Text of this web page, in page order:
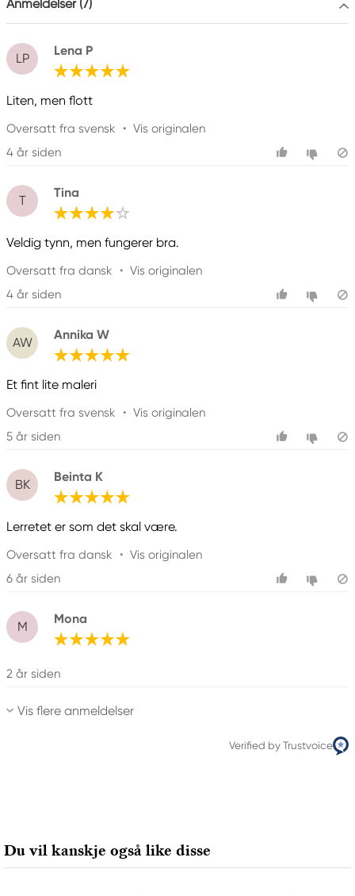
Anmeldelser (7)
LP
Lena P
Liten, men flott
Oversatt fra svensk • Vis originalen
4 år siden
T
Tina
Veldig tynn, men fungerer bra.
Oversatt fra dansk • Vis originalen
4 år siden
AW
Annika W
Et fint lite maleri
Oversatt fra svensk • Vis originalen
5 år siden
BK
Beinta K
Lerretet er som det skal være.
Oversatt fra dansk • Vis originalen
6 år siden
M
Mona
2 år siden
Vis flere anmeldelser
Verified by Trustvoice
Du vil kanskje også like disse